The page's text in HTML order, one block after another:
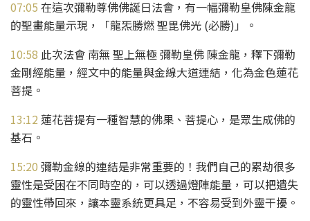
07:05 在這次彌勒尊佛佛誕日法會，有一幅彌勒皇佛陳金龍
的聖畫能量示現，「龍炁勝燃 聖毘佛光 (必勝)」。
10:58 此次法會 南無 聖上無極 彌勒皇佛 陳金龍，釋下彌勒
金剛經能量，經文中的能量與金線大道連結，化為金色蓮花
菩提。
13:12 蓮花菩提有一種智慧的佛果、菩提心，是眾生成佛的
基石。
15:20 彌勒金線的連結是非常重要的！我們自己的累劫很多
靈性是受困在不同時空的，可以透過燈陣能量，可以把遺失
的靈性帶回來，讓本靈系統更具足，不容易受到外靈干擾。